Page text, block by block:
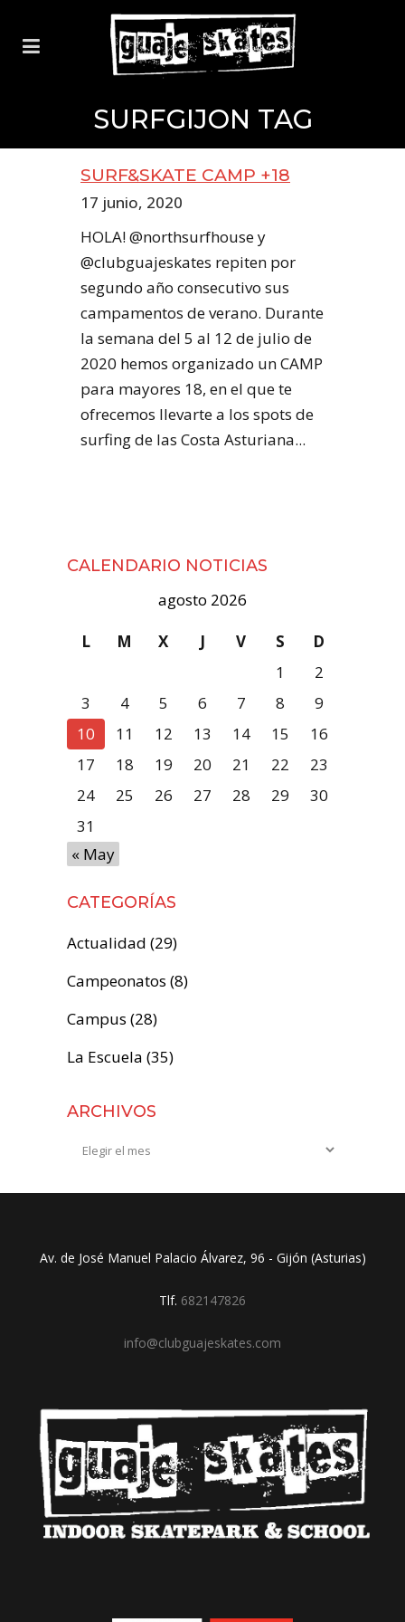
SURFGIJON TAG
SURF&SKATE CAMP +18
17 junio, 2020
HOLA! @northsurfhouse y
@clubguajeskates repiten por
segundo año consecutivo sus
campamentos de verano. Durante
la semana del 5 al 12 de julio de
2020 hemos organizado un CAMP
para mayores 18, en el que te
ofrecemos llevarte a los spots de
surfing de las Costa Asturiana...
CALENDARIO NOTICIAS
agosto 2026
L
M X J V S
D
1
2
3
4 5 6 7 8
9
10
11 12 13 14 15
16
17
18 19 20 21 22
23
24
25 26 27 28 29
30
31
« May
CATEGORÍAS
Actualidad (29)
Campeonatos (8)
Campus (28)
La Escuela (35)
ARCHIVOS
Archivos
Av. de José Manuel Palacio Álvarez, 96 - Gijón (Asturias)
Tlf. 682147826
info@clubguajeskates.com